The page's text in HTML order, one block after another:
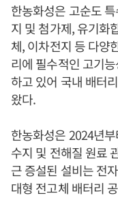
한농화성은 고순도
지 및 첨가제, 유기화
체, 이차전지 등 다양
리에 필수적인 고기
하고 있어 국내 배터
왔다.
한농화성은 2024년
수지 및 전해질 원료
근 증설된 설비는 전
대형 전고체 배터리